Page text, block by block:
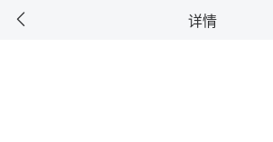
 投诉不存在
 详情